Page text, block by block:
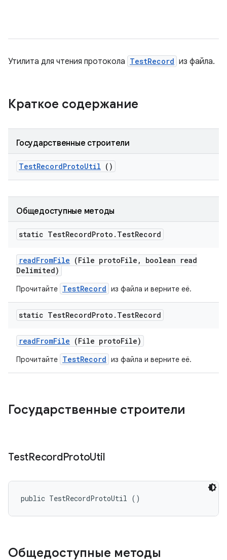
Утилита для чтения протокола TestRecord из файла.
Краткое содержание
Государственные строители
TestRecordProtoUtil ()
Общедоступные методы
static TestRecordProto . TestRecord
readFromFile (File protoFile ,
boolean read
Delimited)
Прочитайте TestRecord из файла и верните её.
static TestRecordProto . TestRecord
readFromFile (File protoFile)
Прочитайте TestRecord из файла и верните её.
Государственные строители
TestRecordProtoUtil
public TestRecordProtoUtil ()
Общедоступные методы